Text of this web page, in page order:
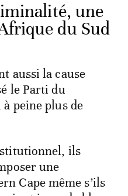
une
du Sud
aussi la cause
le Parti du
peine plus de
ils
une
Cape même s’ils